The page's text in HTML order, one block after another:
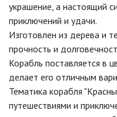
украшение, а настоящий
приключений и удачи.
Изготовлен из дерева и
прочность и
Корабль поставляется в
делает его отличным
Тематика корабля
путешествиями и